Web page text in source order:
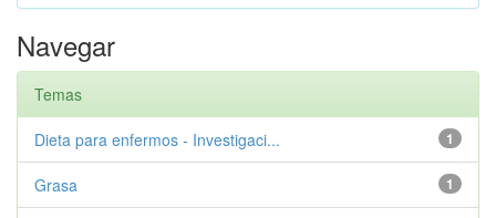
Navegar
Temas
1
Dieta para enfermos - Investigaci...
1
Grasa